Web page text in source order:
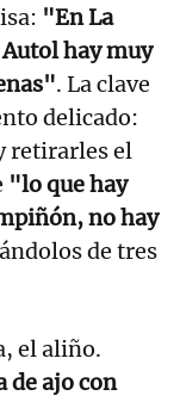
"En La
hay muy
. La clave
delicado:
retirarles el
"lo que hay
no hay
de tres
el aliño.
de ajo con